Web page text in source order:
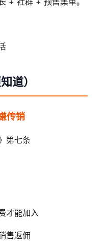
道）
传销
第七条
才能加入
售返佣